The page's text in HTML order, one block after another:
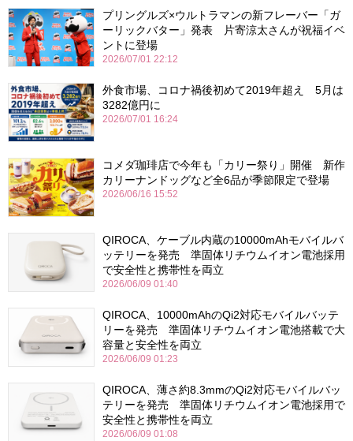
プリングルズ×ウルトラマンの新フレーバー「ガ
ーリックバター」発表 片寄涼太さんが祝福イベ
ントに登場
2026/07/01 22:12
外食市場、コロナ禍後初めて2019年超え 5月は
3282億円に
2026/07/01 16:24
コメダ珈琲店で今年も「カリー祭り」開催 新作
カリーナンドッグなど全6品が季節限定で登場
2026/06/16 15:52
QIROCA、ケーブル内蔵の10000mAhモバイルバ
ッテリーを発売 準固体リチウムイオン電池採用
で安全性と携帯性を両立
2026/06/09 01:40
QIROCA、10000mAhのQi2対応モバイルバッテ
リーを発売 準固体リチウムイオン電池搭載で大
容量と安全性を両立
2026/06/09 01:23
QIROCA、薄さ約8.3mmのQi2対応モバイルバッ
テリーを発売 準固体リチウムイオン電池採用で
安全性と携帯性を両立
2026/06/09 01:08